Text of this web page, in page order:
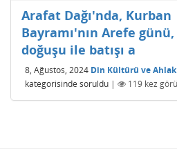
Arafat Dağı'nda, Kurban
Bayramı'nın Arefe
doğuşu ile batışı a
8, Ağustos, 2024 Din Kültürü ve
kategorisinde soruldu | 119 kez